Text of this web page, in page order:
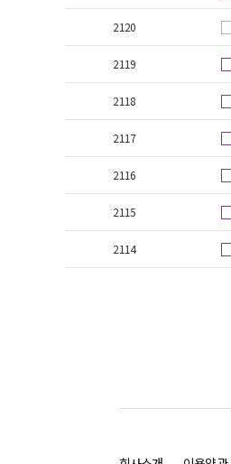
2120
2119
2118
2117
2116
2115
2114